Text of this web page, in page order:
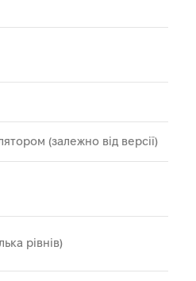
(залежно від версії)
рівнів)